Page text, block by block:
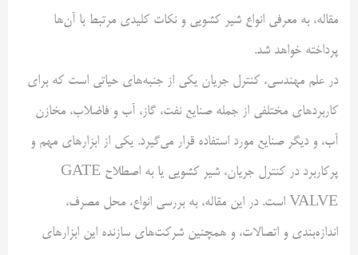
مقاله، به معرفی انواع شیر کشویی و نکات کلیدی مرتبط با آن‌ها
پرداخته خواهد شد.
در علم مهندسی، کنترل جریان یکی از جنبه‌های حیاتی است که برای
کاربردهای مختلفی از جمله صنایع نفت، گاز، آب و فاضلاب، مخازن
آب، و دیگر صنایع مورد استفاده قرار می‌گیرد. یکی از ابزارهای مهم و
پرکاربرد در کنترل جریان، شیر کشویی یا به اصطلاح GATE
VALVE است. در این مقاله، به بررسی انواع، محل مصرف،
اندازه‌بندی و اتصالات، و همچنین شرکت‌های سازنده این ابزارهای